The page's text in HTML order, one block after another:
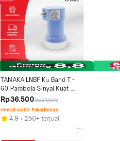
TANAKA LNBF Ku Band T -
60 Parabola Sinyal Kuat
Tahan Hujan Original Garansi
Rp36.500Rp51.000
Hemat s.d 8% Pakai Bonus
4.9 250+ terjual